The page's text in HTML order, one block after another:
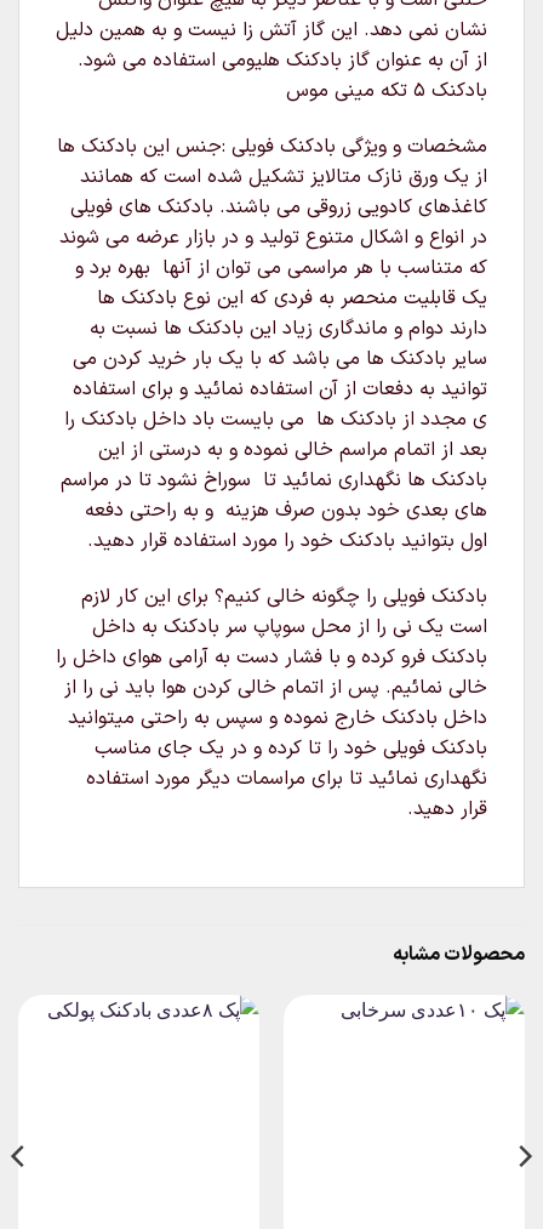
نشان نمی دهد. این گاز آتش زا نیست و به همین دلیل
از آن به عنوان گاز بادکنک هلیومی استفاده می شود.
بادکنک ۵ تکه مینی موس
مشخصات و ویژگی بادکنک فویلی :جنس این بادکنک ها
از یک ورق نازک متالایز تشکیل شده است که همانند
کاغذهای کادویی زروقی می باشند. بادکنک های فویلی
در انواع و اشکال متنوع تولید و در بازار عرضه می شوند
که متناسب با هر مراسمی می توان از آنها بهره برد و
یک قابلیت منحصر به فردی که این نوع بادکنک ها
دارند دوام و ماندگاری زیاد این بادکنک ها نسبت به
سایر بادکنک ها می باشد که با یک بار خرید کردن می
توانید به دفعات از آن استفاده نمائید و برای استفاده
ی مجدد از بادکنک ها می بایست باد داخل بادکنک را
بعد از اتمام مراسم خالی نموده و به درستی از این
بادکنک ها نگهداری نمائید تا سوراخ نشود تا در مراسم
های بعدی خود بدون صرف هزینه و به راحتی دفعه
اول بتوانید بادکنک خود را مورد استفاده قرار دهید.
بادکنک فویلی را چگونه خالی کنیم؟ برای این کار لازم
است یک نی را از محل سوپاپ سر بادکنک به داخل
بادکنک فرو کرده و با فشار دست به آرامی هوای داخل را
خالی نمائیم. پس از اتمام خالی کردن هوا باید نی را از
داخل بادکنک خارج نموده و سپس به راحتی میتوانید
بادکنک فویلی خود را تا کرده و در یک جای مناسب
نگهداری نمائید تا برای مراسمات دیگر مورد استفاده
قرار دهید.
محصولات مشابه